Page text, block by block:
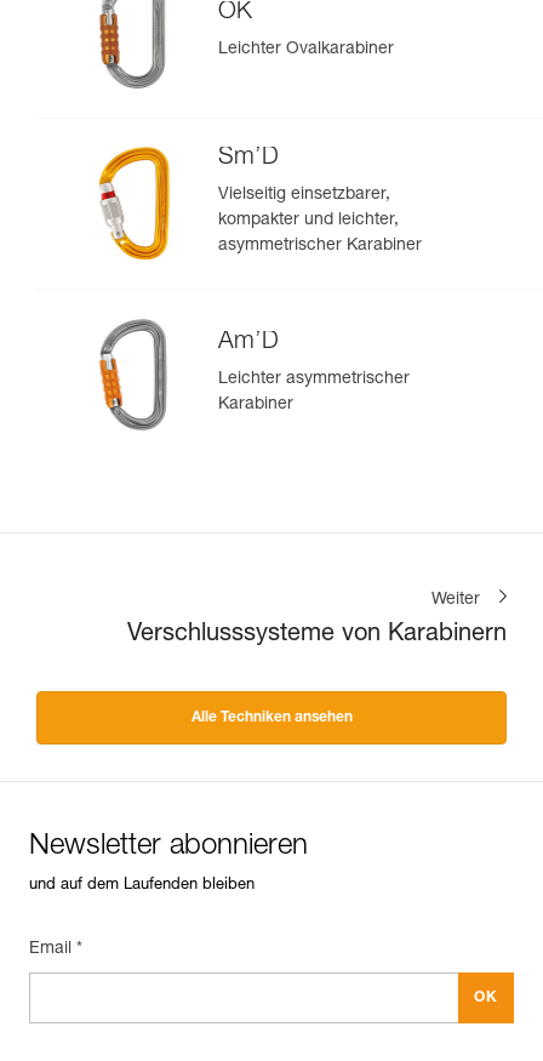
OK
Leichter Ovalkarabiner
Sm’D
Vielseitig einsetzbarer,
kompakter und leichter,
asymmetrischer Karabiner
Am’D
Leichter asymmetrischer
Karabiner
Weiter
Verschlusssysteme von Karabinern
Alle Techniken ansehen
Newsletter abonnieren
und auf dem Laufenden bleiben
Email *